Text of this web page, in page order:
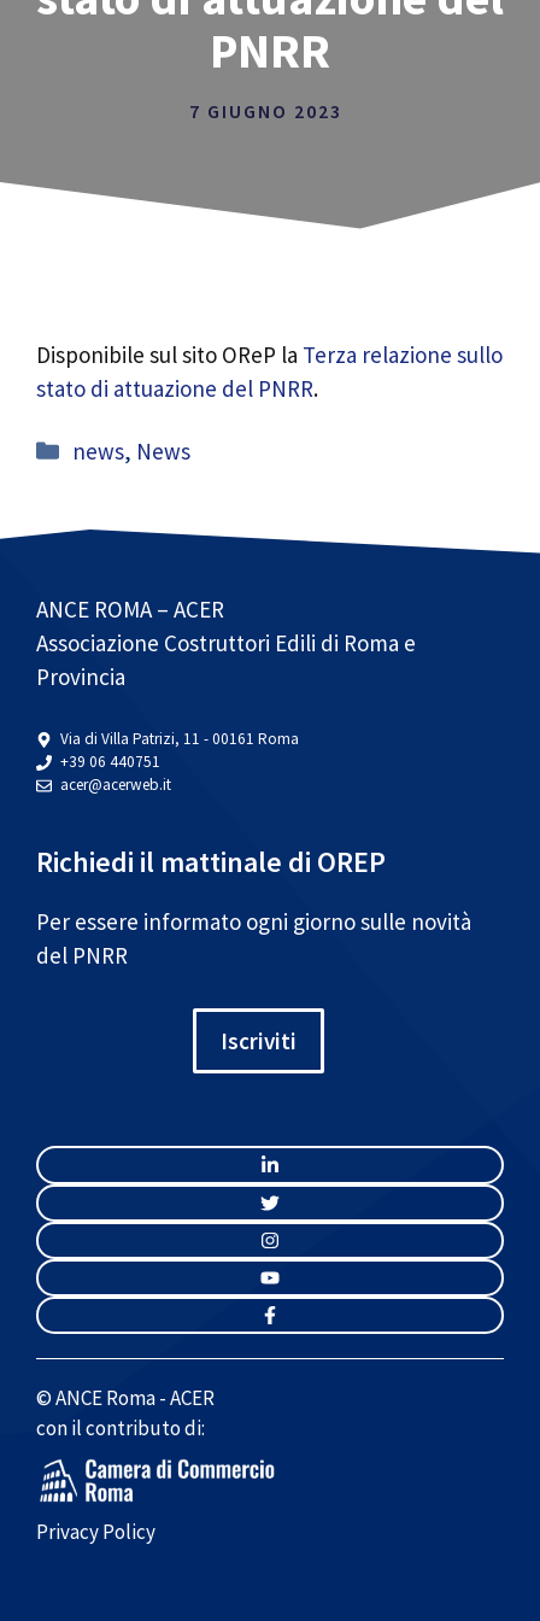
PNRR
7 GIUGNO 2023
Disponibile sul sito OReP la Terza relazione sullo
stato di attuazione del PNRR.
Categorie
news, News
ANCE ROMA – ACER
Associazione Costruttori Edili di Roma e
Provincia
Via di Villa Patrizi, 11 - 00161 Roma
+39 06 440751
acer@acerweb.it
Richiedi il mattinale di OREP
Per essere informato ogni giorno sulle novità
del PNRR
Iscriviti
© ANCE Roma - ACER
con il contributo di:
Privacy Policy